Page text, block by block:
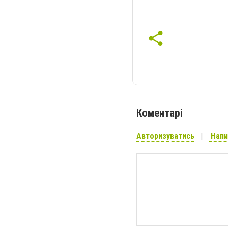
Коментарі
Авторизуватись